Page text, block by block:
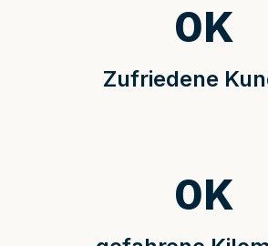
Zufriedene
0K
0K